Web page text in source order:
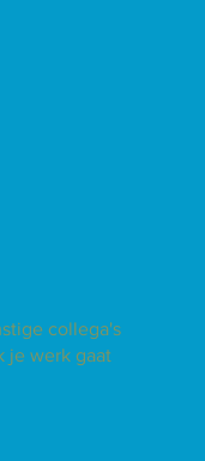
collega's
je werk gaat